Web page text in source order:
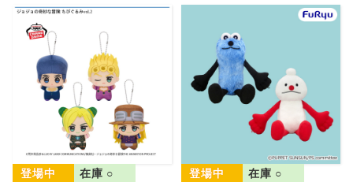
在庫 ○ 在庫 ○